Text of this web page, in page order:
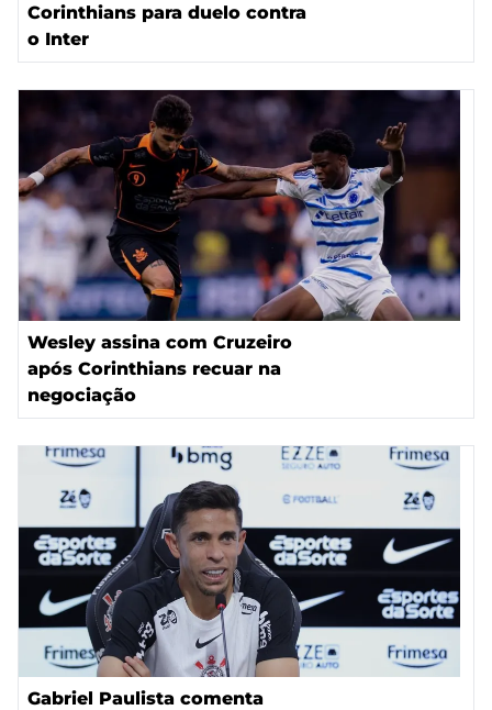
Corinthians para duelo contra
o Inter
Wesley assina com Cruzeiro
após Corinthians recuar na
negociação
Gabriel Paulista comenta